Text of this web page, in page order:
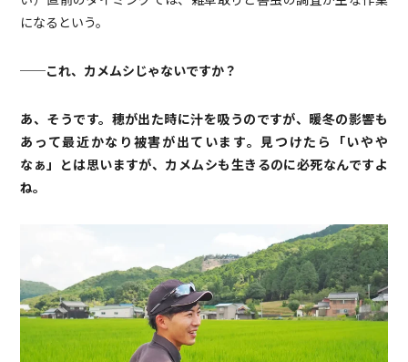
になるという。
──これ、カメムシじゃないですか？
あ、そうです。穂が出た時に汁を吸うのですが、暖冬の影響も
あって最近かなり被害が出ています。見つけたら「いやや
なぁ」とは思いますが、カメムシも生きるのに必死なんですよ
ね。